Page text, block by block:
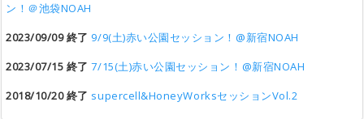
ン！＠池袋NOAH
2023/09/09 終了 9/9(土)赤い公園セッション！@新宿NOAH
2023/07/15 終了 7/15(土)赤い公園セッション！@新宿NOAH
2018/10/20 終了 supercell&HoneyWorksセッションVol.2